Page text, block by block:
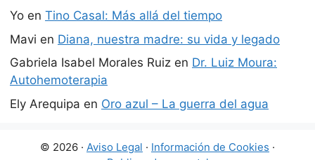
Yo en Tino Casal: Más allá del tiempo
Mavi en Diana, nuestra madre: su vida y legado
Gabriela Isabel Morales Ruiz en Dr. Luiz Moura:
Autohemoterapia
Ely Arequipa en Oro azul – La guerra del agua
© 2026 · Aviso Legal · Información de Cookies ·